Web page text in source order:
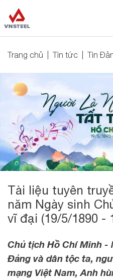
Trang chủ Tin tức Tin
Tài liệu tuyên
năm Ngày sinh
vĩ đại (19/5/1890 -
Chủ tịch Hồ Chí Minh -
Đảng và dân tộc ta,
mạng Việt Nam, Anh